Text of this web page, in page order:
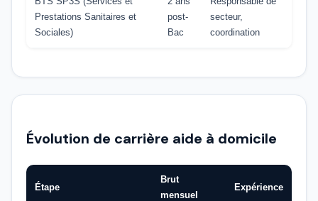
Prestations Sanitaires et
Sociales)
post-
Bac
secteur,
coordination
Évolution de carrière aide à domicile
Étape
Brut
mensuel
Expérience